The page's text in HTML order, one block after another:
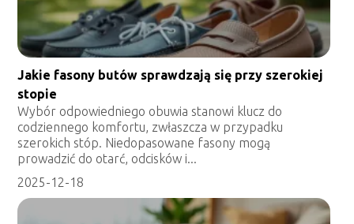
Jakie fasony butów sprawdzają się przy szerokiej
stopie
Wybór odpowiedniego obuwia stanowi klucz do
codziennego komfortu, zwłaszcza w przypadku
szerokich stóp. Niedopasowane fasony mogą
prowadzić do otarć, odcisków i...
2025-12-18